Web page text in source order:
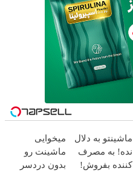
ماشینتو به دلال
نده! به مصرف
کننده بفروش!
میخوایی
ماشینت رو
بدون دردسر